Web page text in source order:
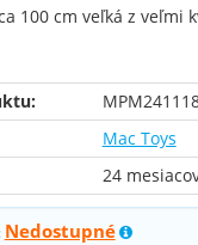
100 cm veľká z
Mac Toys
24
Nedostupné